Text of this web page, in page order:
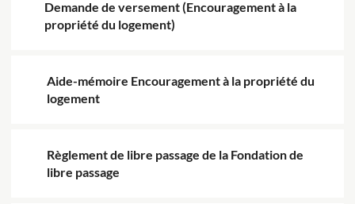
Demande de versement (Encouragement à la
propriété du logement)
Aide-mémoire Encouragement à la propriété du
logement
Règlement de libre passage de la Fondation de
libre passage